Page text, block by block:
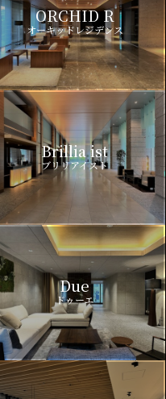
ORCHID R
オーキッドレジデンス
Brillia ist
ブリリアイスト
Due
ドゥーエ